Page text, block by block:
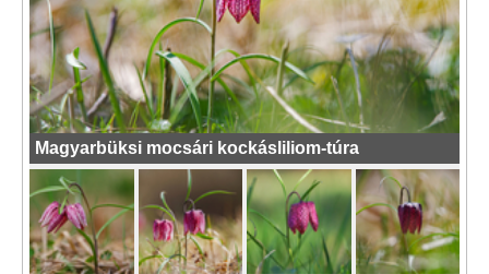
Magyarbüksi mocsári kockásliliom-túra